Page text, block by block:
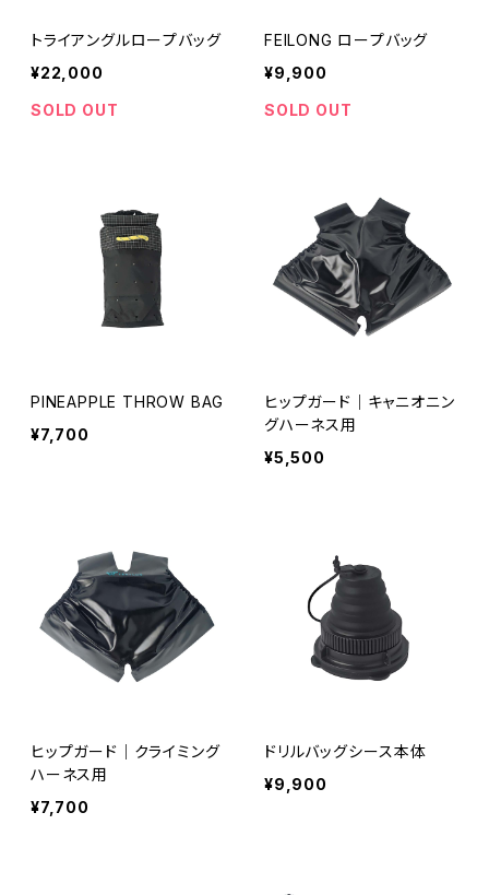
トライアングルロープバッグ
¥22,000
SOLD OUT
FEILONG ロープバッグ
¥9,900
SOLD OUT
PINEAPPLE THROW BAG
¥7,700
ヒップガード｜キャニオニン
グハーネス用
¥5,500
ヒップガード｜クライミング
ハーネス用
¥7,700
ドリルバッグシース本体
¥9,900